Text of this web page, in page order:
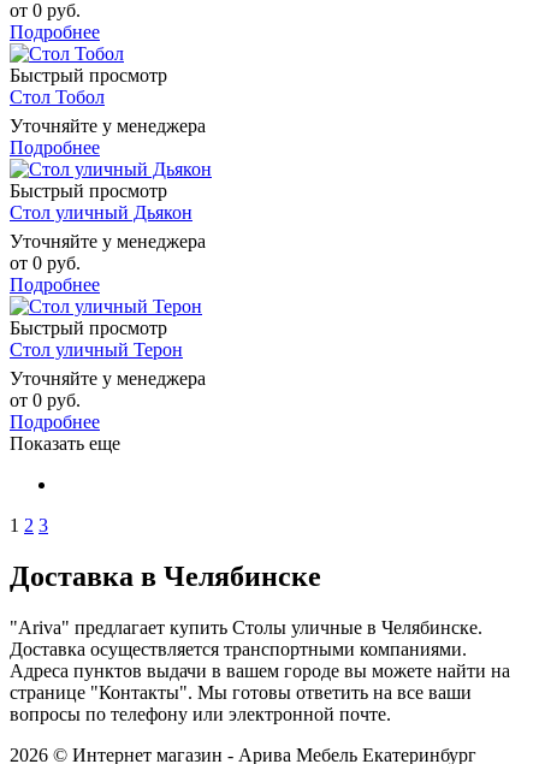
от 0 руб.
Подробнее
Быстрый просмотр
Стол Тобол
Уточняйте у менеджера
Подробнее
Быстрый просмотр
Стол уличный Дьякон
Уточняйте у менеджера
от 0 руб.
Подробнее
Быстрый просмотр
Стол уличный Терон
Уточняйте у менеджера
от 0 руб.
Подробнее
Показать еще
1 2 3
Доставка в Челябинске
"Ariva" предлагает купить Столы уличные в Челябинске.
Доставка осуществляется транспортными компаниями.
Адреса пунктов выдачи в вашем городе вы можете найти на
странице "Контакты". Мы готовы ответить на все ваши
вопросы по телефону или электронной почте.
2026 © Интернет магазин - Арива Мебель Екатеринбург